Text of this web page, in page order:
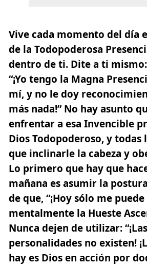
Vive cada momento del día
de la Todopoderosa
dentro de ti. Dite a ti mismo:
“¡Yo tengo la Magna
mí, y no le doy
más nada!” No hay asunto
enfrentar a esa Invencible
Dios Todopoderoso, y todas
que inclinarle la cabeza y
Lo primero que hay que
mañana es asumir la
de que,“¡Hoy sólo me
mentalmente la Hueste
Nunca dejen de utilizar: “¡Las
personalidades no existen!
hay es Dios en acción por